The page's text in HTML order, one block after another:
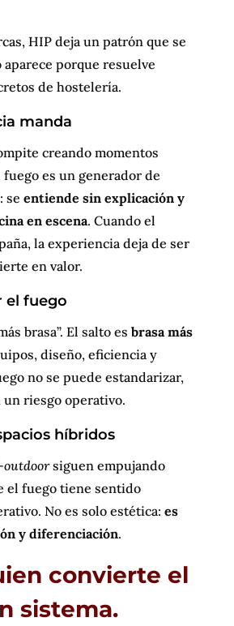
HIP deja un patrón que se
porque resuelve
de hostelería.
manda
creando momentos
fuego es un generador de
se entiende sin explicación y
en escena. Cuando el
la experiencia deja de ser
en valor.
el fuego
brasa”. El salto es brasa más
diseño, eficiencia y
no se puede estandarizar,
riesgo operativo.
híbridos
siguen empujando
el fuego tiene sentido
No es solo estética: es
y diferenciación.
convierte el
sistema.